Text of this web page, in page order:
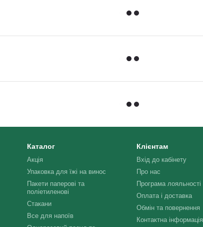
Каталог
Акція
Упаковка для їжі на винос
Пакети паперові та
поліетиленові
Стакани
Все для напоїв
Клієнтам
Вхід до кабінету
Про нас
Програма лояльності
Оплата і доставка
Обмін та повернення
Контактна інформація